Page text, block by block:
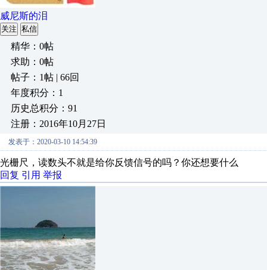
威尼斯的泪
关注 私信
精华：0帖
求助：0帖
帖子：1帖 | 66回
年度积分：1
历史总积分：91
注册：2016年10月27日
发表于：2020-03-10 14:54:39
光栅尺，读数头不就是给你反馈信号的吗？你还想要什么
回复 引用 举报